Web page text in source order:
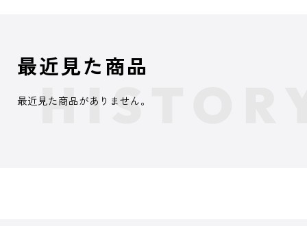
最近見た商品
最近見た商品がありません。